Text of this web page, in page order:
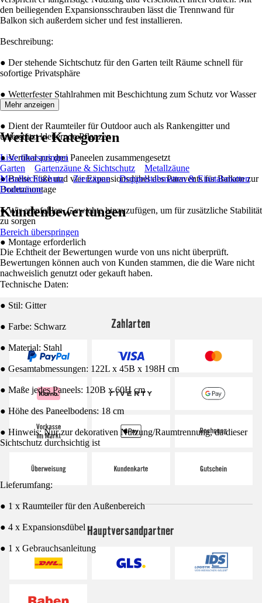
den beiliegenden Expansionsschrauben lässt die Trennwand für
Balkon sich außerdem sicher und fest installieren.
Beschreibung:
● Der stehende Sichtschutz für den Garten teilt Räume schnell für
sofortige Privatsphäre
● Wetterfester Stahlrahmen mit Beschichtung zum Schutz vor Wasser
und Rost
● Dient der Raumteiler für Outdoor auch als Rankengitter und
unterstützt kletternde Pflanzen
● Vertikal aus drei Paneelen zusammengesetzt
● Breite Füße und vier Expansionsdübel des Paravents für Balkon zur
Bodenmontage
● Wir empfehlen, Gewichte hinzuzufügen, um für zusätzliche Stabilität
zu sorgen
● Montage erforderlich
Technische Daten:
● Stil: Gitter
● Farbe: Schwarz
● Material: Stahl
● Gesamtabmessungen: 122L x 45B x 198H cm
● Maße jedes Paneels: 120B x 60H cm
● Höhe des Paneelbodens: 18 cm
● Hinweis: Nur zur dekorativen Nutzung/Raumtrennung, da dieser
Sichtschutz durchsichtig ist
Lieferumfang:
● 1 x Raumteiler für den Außenbereich
● 4 x Expansionsdübel
● 1 x Gebrauchsanleitung
Mehr anzeigen
Weitere Kategorien
Liste überspringen
Garten
Gartenzäune & Sichtschutz
Metallzäune
Metallsichtschutz
Zierzäune
Doppelstabmatten & Einstabmatten
Drahtzäune
Kundenbewertungen
Bereich überspringen
Die Echtheit der Bewertungen wurde von uns nicht überprüft.
Bewertungen können auch von Kunden stammen, die die Ware nicht
nachweislich genutzt oder gekauft haben.
Zahlarten
Hauptversandpartner